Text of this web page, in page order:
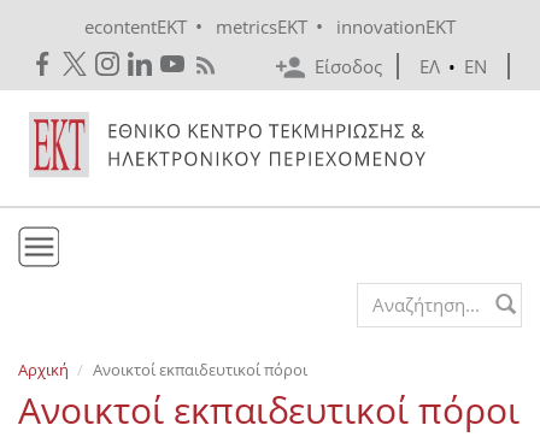
econtentEKT • metricsEKT •
innovationEKT
Είσοδος
ΕΛ • EN
Εκδόσεις
Ενημέρωση
Search form
Αρχική Ανοικτοί εκπαιδευτικοί πόροι
Ανοικτοί εκπαιδευτικοί πόροι